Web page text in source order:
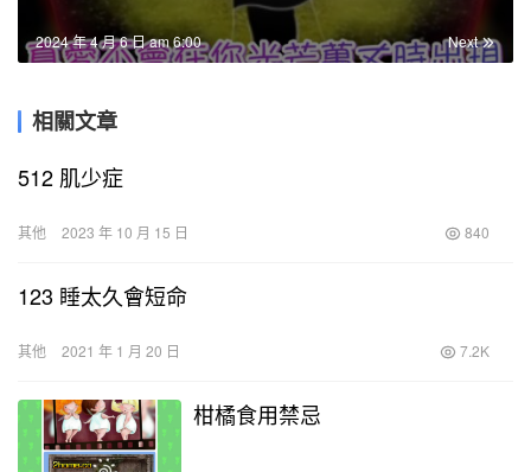
Next
2024 年 4 月 6 日 am 6:00
相關文章
512 肌少症
其他 2023 年 10 月 15 日 840
123 睡太久會短命
其他 2021 年 1 月 20 日 7.2K
柑橘食用禁忌